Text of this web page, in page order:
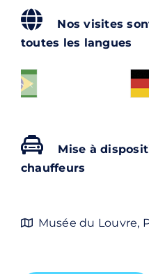
Rechercher:
Nos visites
toutes les langues
Mise à
chauffeurs
Musée du Louvre,